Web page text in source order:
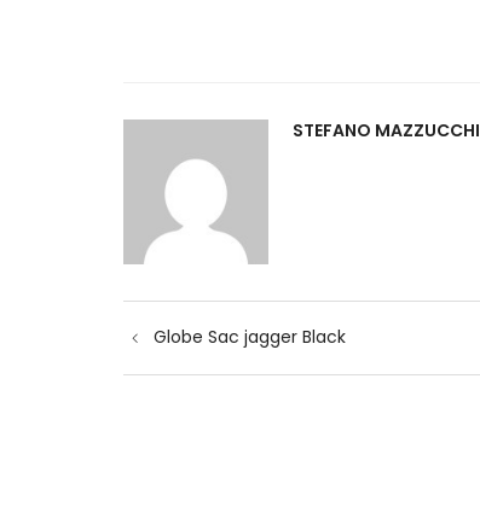
STEFANO MAZZUCCHI
articoli
Globe Sac jagger Black